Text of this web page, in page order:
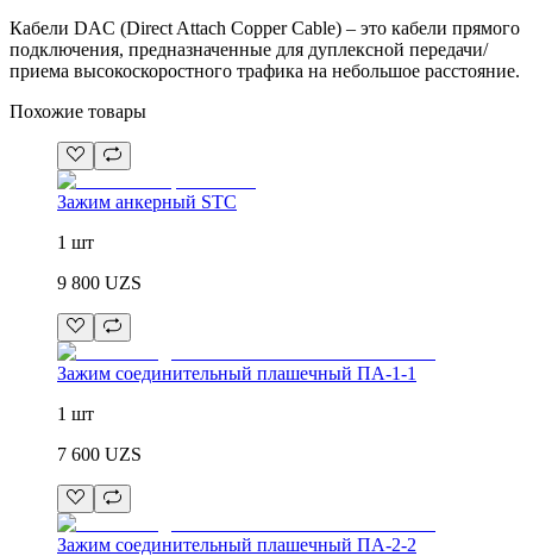
Кабели DAC (Direct Attach Copper Cable) – это кабели прямого
подключения, предназначенные для дуплексной передачи/
приема высокоскоростного трафика на небольшое расстояние.
Похожие товары
Зажим анкерный STC
1 шт
9 800 UZS
Зажим соединительный плашечный ПА-1-1
1 шт
7 600 UZS
Зажим соединительный плашечный ПА-2-2